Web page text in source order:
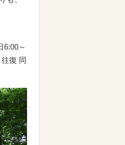
6:00～
復 同